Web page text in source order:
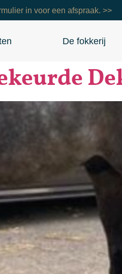
in voor een afspraak. >>
De fokkerij